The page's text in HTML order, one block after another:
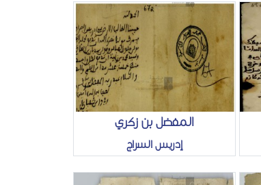
المفضل بن زكري
إدريس السراج